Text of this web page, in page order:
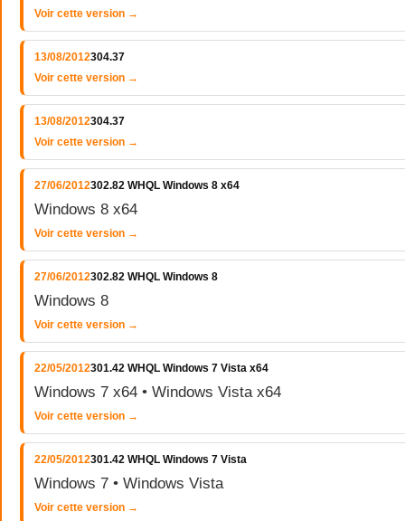
Voir cette version →
13/08/2012304.37
Voir cette version →
13/08/2012304.37
Voir cette version →
27/06/2012302.82 WHQL Windows 8 x64
Windows 8 x64
Voir cette version →
27/06/2012302.82 WHQL Windows 8
Windows 8
Voir cette version →
22/05/2012301.42 WHQL Windows 7 Vista x64
Windows 7 x64 • Windows Vista x64
Voir cette version →
22/05/2012301.42 WHQL Windows 7 Vista
Windows 7 • Windows Vista
Voir cette version →